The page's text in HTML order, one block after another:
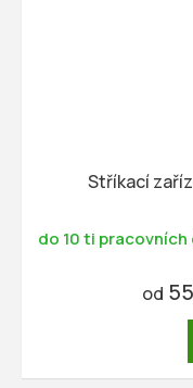
Stříkací
do 10 ti pracovních
od